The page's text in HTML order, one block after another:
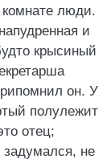
комнате люди.
и
крысиный
он. У
полулежит
отец;
задумался, не